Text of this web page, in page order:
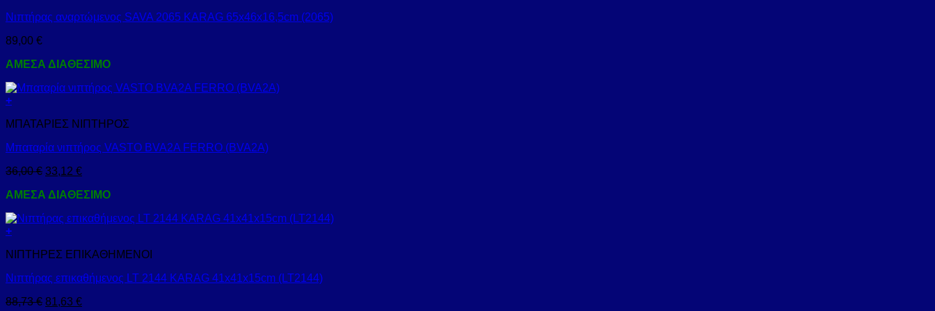
Νιπτήρας αναρτώμενος SAVA 2065 KARAG 65x46x16,5cm (2065)
89,00 €
ΑΜΕΣΑ ΔΙΑΘΕΣΙΜΟ
+
ΜΠΑΤΑΡΙΕΣ ΝΙΠΤΗΡΟΣ
Μπαταρία νιπτήρος VASTO BVA2A FERRO (BVA2A)
36,00€ 33,12 €
ΑΜΕΣΑ ΔΙΑΘΕΣΙΜΟ
+
ΝΙΠΤΗΡΕΣ ΕΠΙΚΑΘΗΜΕΝΟΙ
Νιπτήρας επικαθήμενος LT 2144 KARAG 41x41x15cm (LT2144)
88,73€ 81,63 €